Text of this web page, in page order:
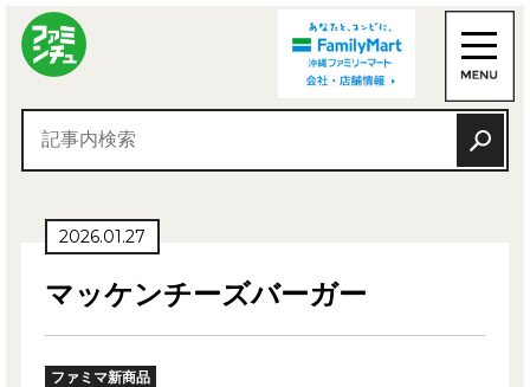
2026.01.27
マッケンチーズバーガー
ファミマ新商品